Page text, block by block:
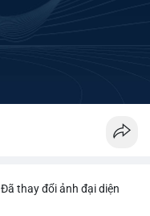
Đã thay đổi ảnh đại diện